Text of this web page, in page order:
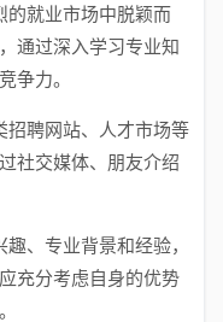
的就业市场中脱颖而
通过深入学习专业知
争力。
招聘网站、人才市场等
社交媒体、朋友介绍
、专业背景和经验，
充分考虑自身的优势